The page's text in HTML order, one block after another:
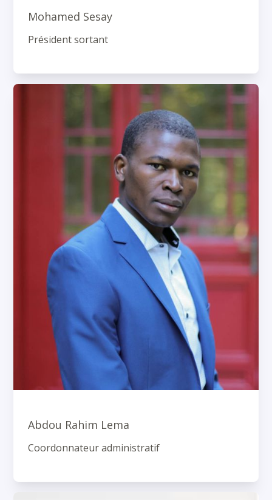
Mohamed Sesay
Président sortant
Abdou Rahim Lema
Coordonnateur administratif